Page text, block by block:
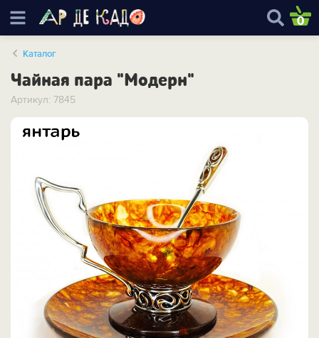
0
Каталог
Чайная пара "Модерн"
Артикул: 7845